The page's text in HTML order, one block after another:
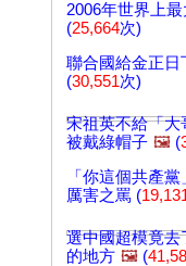
2006年世界上
(25,664次)
聯合國給金正日
(30,551次)
宋祖英不給「大
被戴綠帽子 🖼️ (
「你這個共產
厲害之罵 (
選中國超模竟去
的地方 🖼️ (